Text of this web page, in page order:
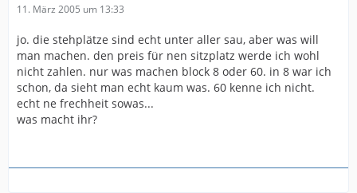
11. März 2005 um 13:33
jo. die stehplätze sind echt unter aller sau, aber was will
man machen. den preis für nen sitzplatz werde ich wohl
nicht zahlen. nur was machen block 8 oder 60. in 8 war ich
schon, da sieht man echt kaum was. 60 kenne ich nicht.
echt ne frechheit sowas...
was macht ihr?